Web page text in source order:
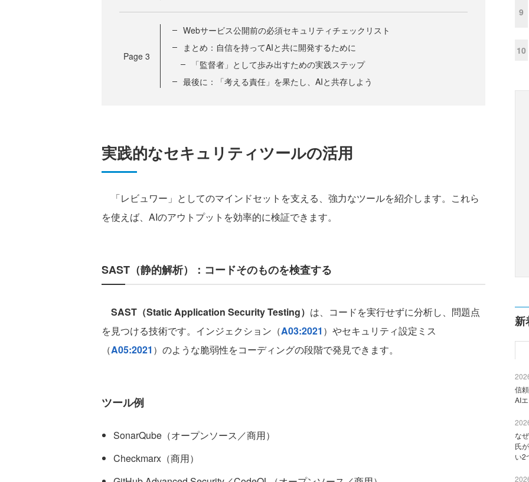
Page 3
Webサービス公開前の必須セキュリティチェックリスト
まとめ：自信を持ってAIと共に開発するために
「監督者」として歩み出すための実践ステップ
最後に：「考える責任」を果たし、AIと共存しよう
実践的なセキュリティツールの活用
「レビュワー」としてのマインドセットを支える、強力なツールを紹介します。これら
を使えば、AIのアウトプットを効率的に検証できます。
SAST（静的解析）：コードそのものを検査する
SAST（Static Application Security Testing） は、コードを実行せずに分析し、問題点
を見つける技術です。インジェクション（A03:2021 ）やセキュリティ設定ミス
（A05:2021 ）のような脆弱性をコーディングの段階で発見できます。
ツール例
SonarQube（オープンソース／商用）
Checkmarx（商用）
9
10
新
信
AI
な
氏
い2